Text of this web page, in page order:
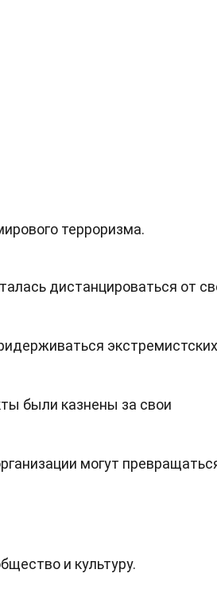
терроризма.
дистанцироваться от
экстремистских
были казнены за свои
могут
и культуру.